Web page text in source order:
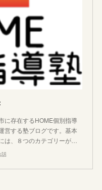
に存在するHOME個別指導
営する塾ブログです。基本
は、８つのカテゴリーが…
話